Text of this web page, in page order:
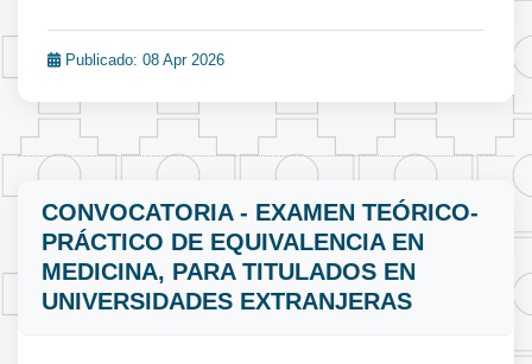
Publicado: 08 Apr 2026
CONVOCATORIA - EXAMEN TEÓRICO-
PRÁCTICO DE EQUIVALENCIA EN
MEDICINA, PARA TITULADOS EN
UNIVERSIDADES EXTRANJERAS